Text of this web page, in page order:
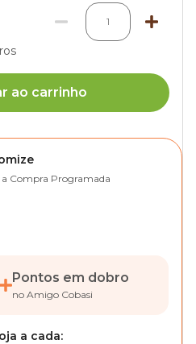
1
ao carrinho
Compra Programada
Pontos em dobro
no Amigo Cobasi
a cada: